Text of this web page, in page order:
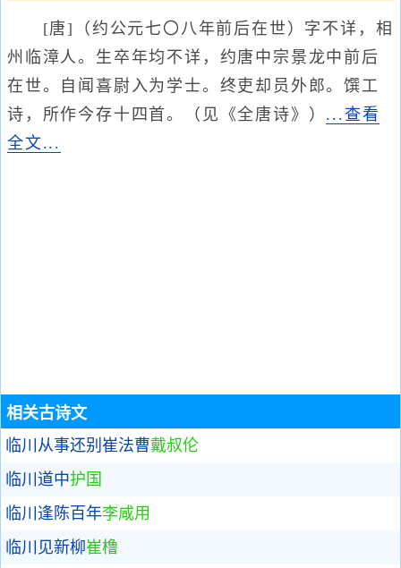
[唐]（约公元七〇八年前后在世）字不详，相
州临漳人。生卒年均不详，约唐中宗景龙中前后
在世。自闻喜尉入为学士。终吏却员外郎。馔工
诗，所作今存十四首。（见《全唐诗》） ...查看
全文...
相关古诗文
临川从事还别崔法曹戴叔伦
临川道中护国
临川逢陈百年李咸用
临川见新柳崔橹